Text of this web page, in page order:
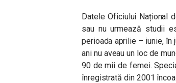
Datele Oficiului Național
sau nu urmează studii
perioada aprilie – iunie,
ani nu aveau un loc de
90 de mii de femei.
înregistrată din 2001